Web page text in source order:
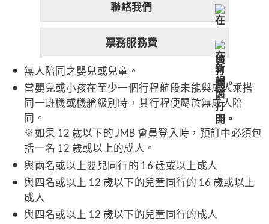
聯絡我們
票務服務費
無人陪同之嬰兒或兒童。
當嬰兒或小孩在至少一個行程航段未能與成人乘搭
同一班機或機艙級別時，其行程便屬於無成人陪
同。
※如果 12 歲以下的 JMB 會員登入時，預訂中必須包
括一名 12 歲或以上的成人。
與兩名或以上嬰兒同行的 16 歲或以上成人
與四名或以上 12 歲以下的兒童同行的 16 歲或以上
成人
與四名或以上 12 歲以下的兒童同行的成人